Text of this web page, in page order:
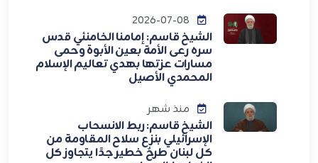
الشيخ قاسم: إمامنا الخامنئي قدس
سره رعى الأمة بعين الأبوة وحمى
مسارات عزتها بهدي تعاليم الإسلام
المحمدي الأصيل
منذ شهر
الشيخ قاسم: ربط الانسحاب
الإسرائيلي بنزع سلاح المقاومة من
كل لبنان طرحٌ خطير جدًا يتجاوز كل